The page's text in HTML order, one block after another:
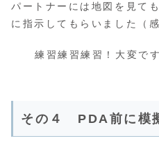
パートナーには地図を見て
に指示してもらいました（感
練習練習練習！大変で
その４ PDA前に模